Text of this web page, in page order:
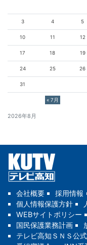
2026年8月
« 7月
3 4 5
10 11 12
17 18 19
24 25 26
31
会社概要 採用情報
個人情報保護方針
WEBサイトポリシー
国民保護業務計画
テレビ高知ＳＮＳ公